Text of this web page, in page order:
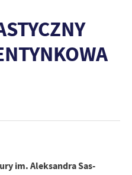
im. Aleksandra Sas-